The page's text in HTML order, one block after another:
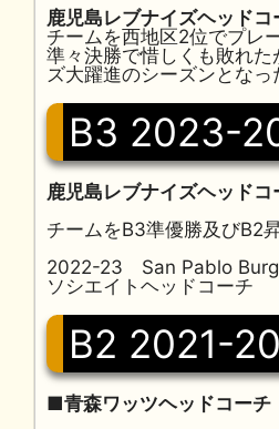
鹿児島レブナイズヘッドコ
チームを西地区2位でプレ
準々決勝で惜しくも敗れた
ズ大躍進のシーズンとなっ
B3 2023-
鹿児島レブナイズヘッドコ
チームをB3準優勝及びB2
2022-23 San Pablo
ソシエイトヘッドコーチ
B2 2021-
■青森ワッツヘッドコーチ